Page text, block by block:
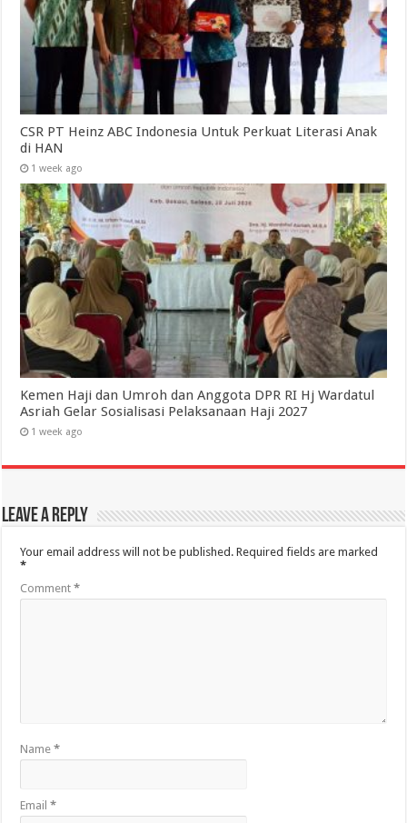
CSR PT Heinz ABC Indonesia Untuk Perkuat Literasi Anak
di HAN
1 week ago
Kemen Haji dan Umroh dan Anggota DPR RI Hj Wardatul
Asriah Gelar Sosialisasi Pelaksanaan Haji 2027
1 week ago
Leave a Reply
Your email address will not be published. Required fields are marked
*
Comment*
Name*
Email*